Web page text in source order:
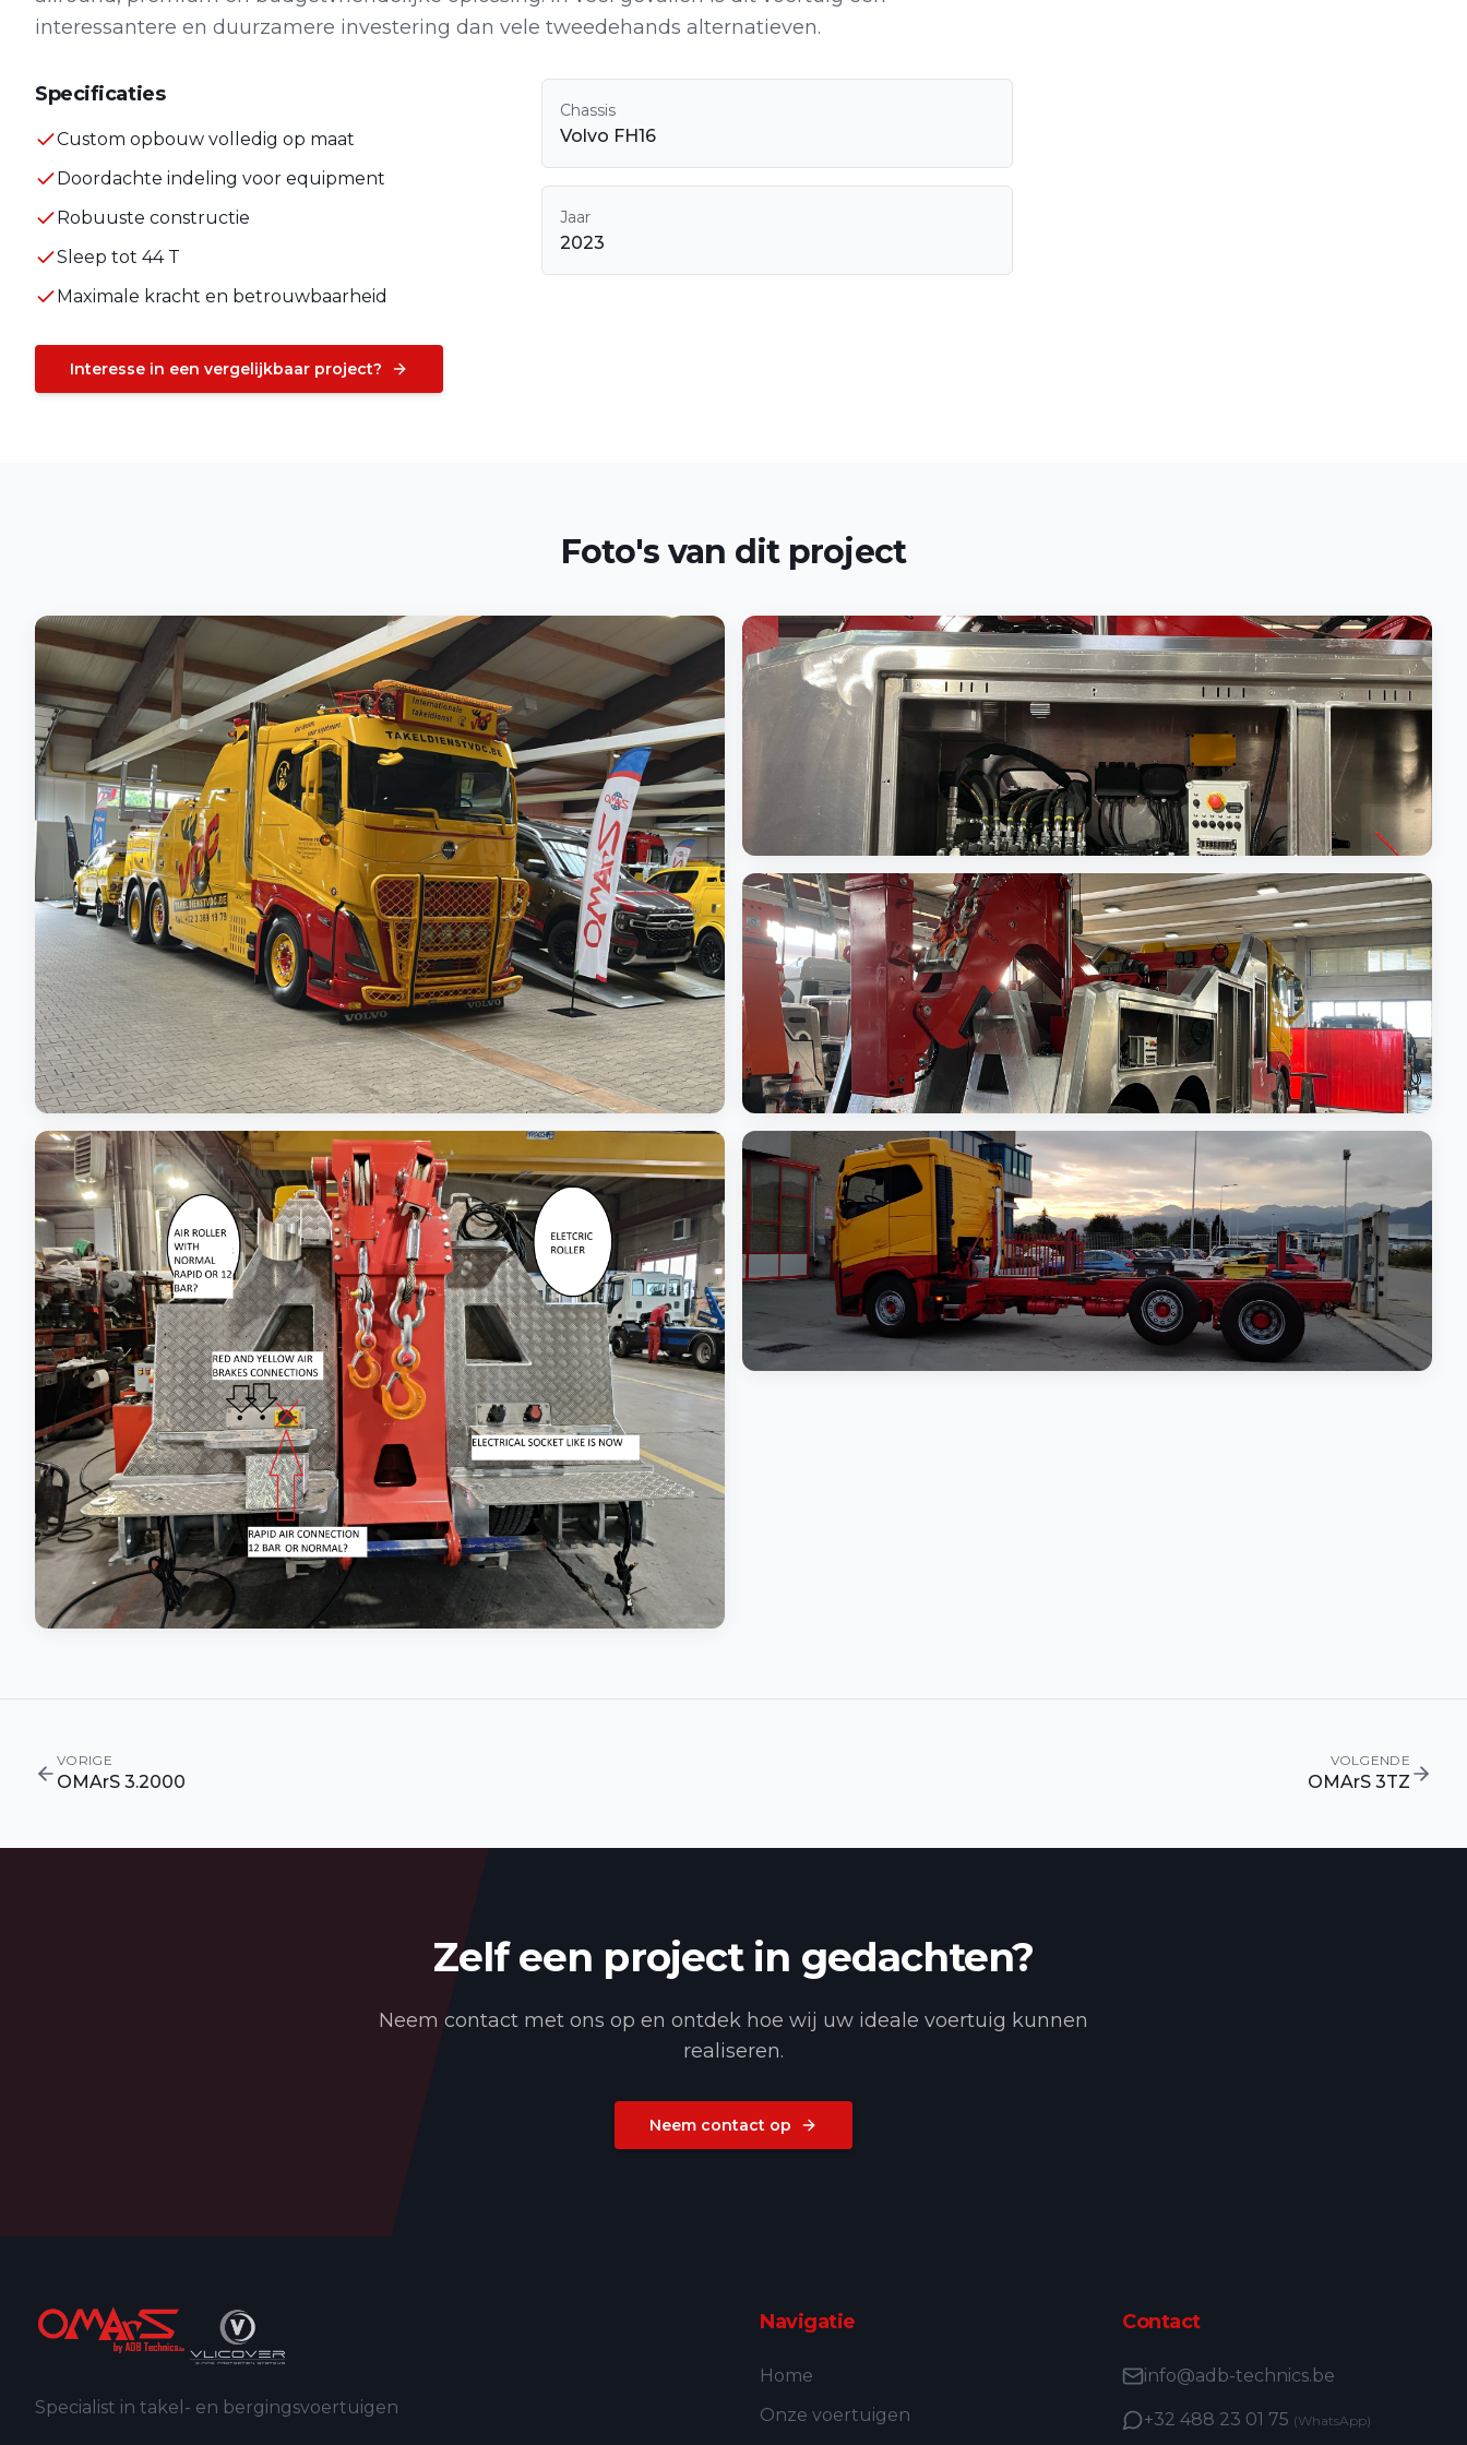
interessantere en duurzamere investering dan vele tweedehands alternatieven.
Specificaties
Custom opbouw volledig op maat
Doordachte indeling voor equipment
Robuuste constructie
Sleep tot 44 T
Maximale kracht en betrouwbaarheid
Chassis
Volvo FH16
Jaar
2023
Interesse in een vergelijkbaar project?
Foto's van dit project
VORIGE
OMArS 3.2000
VOLGENDE
OMArS 3TZ
Zelf een project in gedachten?
Neem contact met ons op en ontdek hoe wij uw ideale voertuig kunnen
realiseren.
Neem contact op
Specialist in takel- en bergingsvoertuigen
Navigatie
Home
Onze voertuigen
Contact
info@adb-technics.be
+32 488 23 01 75 (WhatsApp)